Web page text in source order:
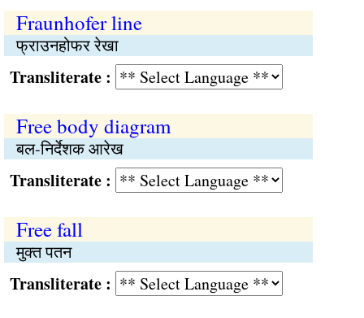
Fraunhofer line
फ्राउनहोफर रेखा
:
Free body diagram
बल-निर्देशक आरेख
:
Free fall
मुक्त पतन
: